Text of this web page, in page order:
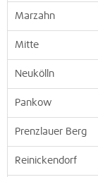
Marzahn
Mitte
Neukölln
Pankow
Prenzlauer Berg
Reinickendorf